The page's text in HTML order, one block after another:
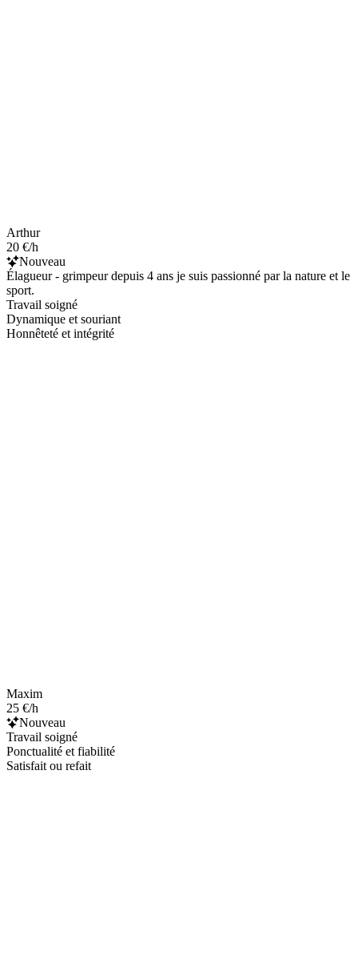
Arthur
20 €/h
Nouveau
Élagueur - grimpeur depuis 4 ans je suis passionné par la nature et le
sport.
Travail soigné
Dynamique et souriant
Honnêteté et intégrité
Maxim
25 €/h
Nouveau
Travail soigné
Ponctualité et fiabilité
Satisfait ou refait